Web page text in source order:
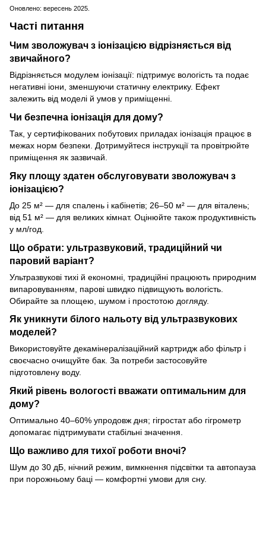
Оновлено: вересень 2025.
Часті питання
Чим зволожувач з іонізацією відрізняється від
звичайного?
Відрізняється модулем іонізації: підтримує вологість та подає
негативні іони, зменшуючи статичну електрику. Ефект
залежить від моделі й умов у приміщенні.
Чи безпечна іонізація для дому?
Так, у сертифікованих побутових приладах іонізація працює в
межах норм безпеки. Дотримуйтеся інструкції та провітрюйте
приміщення як зазвичай.
Яку площу здатен обслуговувати зволожувач з
іонізацією?
До 25 м² — для спалень і кабінетів; 26–50 м² — для віталень;
від 51 м² — для великих кімнат. Оцінюйте також продуктивність
у мл/год.
Що обрати: ультразвуковий, традиційний чи
паровий варіант?
Ультразвукові тихі й економні, традиційні працюють природним
випаровуванням, парові швидко підвищують вологість.
Обирайте за площею, шумом і простотою догляду.
Як уникнути білого нальоту від ультразвукових
моделей?
Використовуйте декамінералізаційний картридж або фільтр і
своєчасно очищуйте бак. За потреби застосовуйте
підготовлену воду.
Який рівень вологості вважати оптимальним для
дому?
Оптимально 40–60% упродовж дня; гігростат або гігрометр
допомагає підтримувати стабільні значення.
Що важливо для тихої роботи вночі?
Шум до 30 дБ, нічний режим, вимкнення підсвітки та автопауза
при порожньому баці — комфортні умови для сну.